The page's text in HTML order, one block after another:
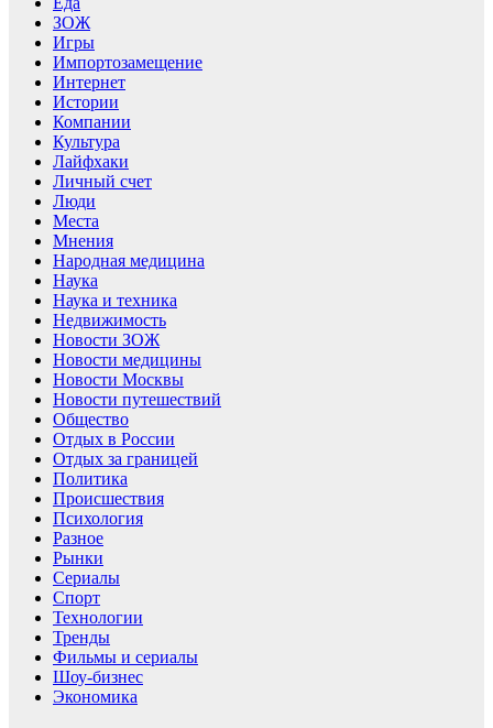
ЗОЖ
Игры
Импортозамещение
Интернет
Истории
Компании
Культура
Лайфхаки
Личный счет
Люди
Места
Мнения
Народная медицина
Наука
Наука и техника
Недвижимость
Новости ЗОЖ
Новости медицины
Новости Москвы
Новости путешествий
Общество
Отдых в России
Отдых за границей
Политика
Происшествия
Психология
Разное
Рынки
Сериалы
Спорт
Технологии
Тренды
Фильмы и сериалы
Шоу-бизнес
Экономика